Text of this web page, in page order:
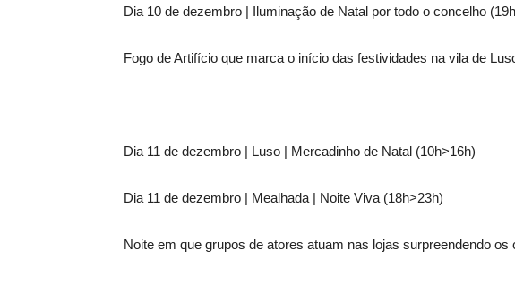
Dia 10 de dezembro | Iluminação de Natal por todo o concelho
Fogo de Artifício que marca o início das festividades na vila de
Dia 11 de dezembro | Luso | Mercadinho de Natal (10h>16h)
Dia 11 de dezembro | Mealhada | Noite Viva (18h>23h)
Noite em que grupos de atores atuam nas lojas surpreendendo os